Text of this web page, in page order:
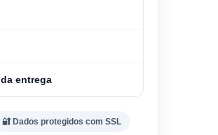
entrega
🔐 Dados protegidos com SSL